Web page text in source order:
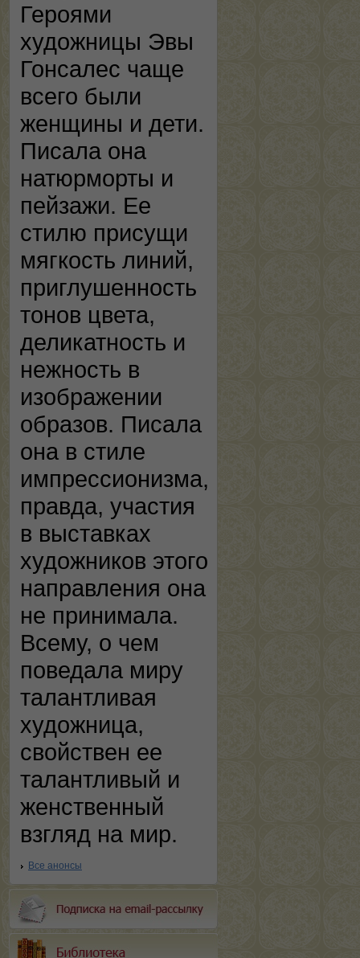
Героями
художницы Эвы
Гонсалес чаще
всего были
женщины и дети.
Писала она
натюрморты и
пейзажи. Ее
стилю присущи
мягкость линий,
приглушенность
тонов цвета,
деликатность и
нежность в
изображении
образов. Писала
она в стиле
импрессионизма,
правда, участия
в выставках
художников этого
направления она
не принимала.
Всему, о чем
поведала миру
талантливая
художница,
свойствен ее
талантливый и
женственный
взгляд на мир.
Все анонсы